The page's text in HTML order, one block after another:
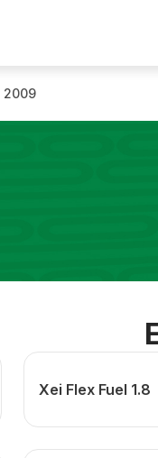
2009
Xei Flex Fuel 1.8